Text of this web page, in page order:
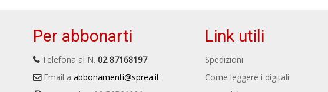
Per abbonarti
Telefona al N. 02 87168197
Email a abbonamenti@sprea.it
Link utili
Spedizioni
Come leggere i digitali